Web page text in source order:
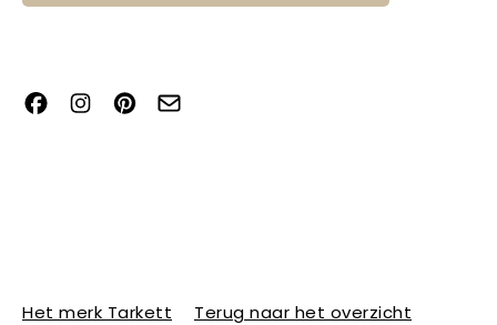
Het merk Tarkett Terug naar het overzicht